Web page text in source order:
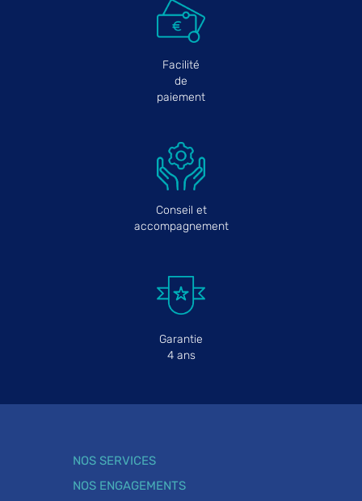
Facilité
de
paiement
Conseil et
accompagnement
Garantie
4 ans
NOS SERVICES
NOS ENGAGEMENTS